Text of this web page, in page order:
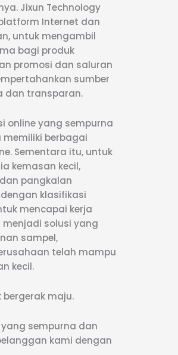
Jixun Technology
Internet dan
untuk mengambil
bagi produk
promosi dan saluran
sumber
dan transparan.
online yang sempurna
berbagai
Sementara itu, untuk
kemasan kecil,
pangkalan
klasifikasi
mencapai kerja
solusi yang
sampel,
telah mampu
kecil.
maju.
sempurna dan
kami dengan